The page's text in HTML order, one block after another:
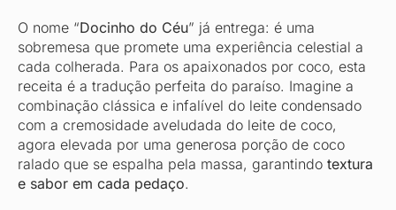
O nome “Docinho do Céu” já entrega: é uma
sobremesa que promete uma experiência celestial a
cada colherada. Para os apaixonados por coco, esta
receita é a tradução perfeita do paraíso. Imagine a
combinação clássica e infalível do leite condensado
com a cremosidade aveludada do leite de coco,
agora elevada por uma generosa porção de coco
ralado que se espalha pela massa, garantindo textura
e sabor em cada pedaço.